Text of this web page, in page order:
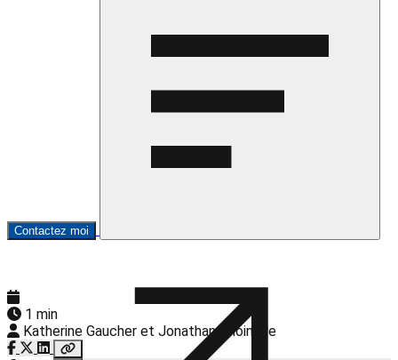
Contactez moi
1 min
Katherine Gaucher et Jonathan Choinière